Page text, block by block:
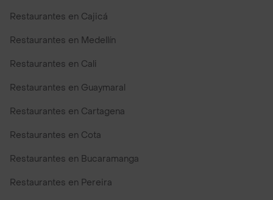
Restaurantes en Cajicá
Restaurantes en Medellín
Restaurantes en Cali
Restaurantes en Guaymaral
Restaurantes en Cartagena
Restaurantes en Cota
Restaurantes en Bucaramanga
Restaurantes en Pereira